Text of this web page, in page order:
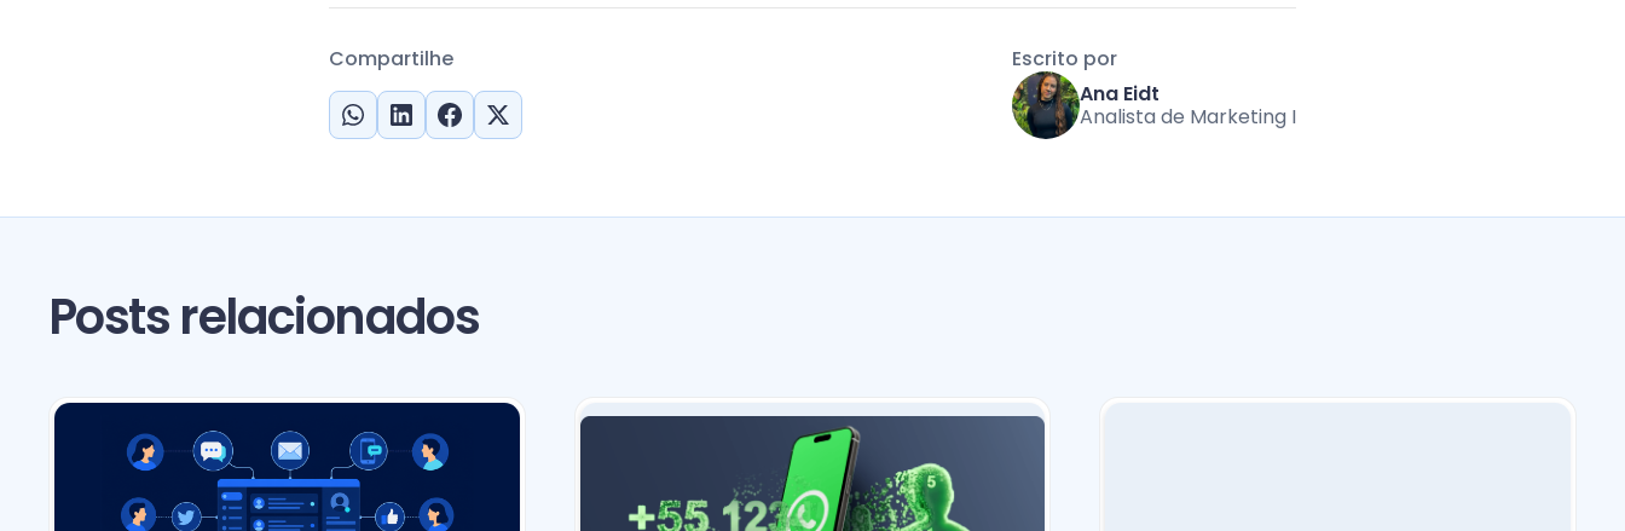
Compartilhe
Escrito por
Ana Eidt
Analista de Marketing I
Posts relacionados